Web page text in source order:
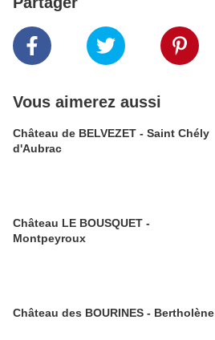
Vous aimerez aussi
Château de BELVEZET - Saint Chély
d'Aubrac
Château LE BOUSQUET -
Montpeyroux
Château des BOURINES - Bertholène